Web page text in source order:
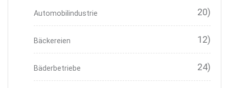
Automobilindustrie 20)
Bäckereien 12)
Bäderbetriebe 24)